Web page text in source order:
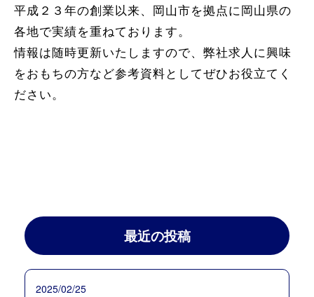
平成２３年の創業以来、岡山市を拠点に岡山県の
各地で実績を重ねております。
情報は随時更新いたしますので、弊社求人に興味
をおもちの方など参考資料としてぜひお役立てく
ださい。
最近の投稿
2025/02/25